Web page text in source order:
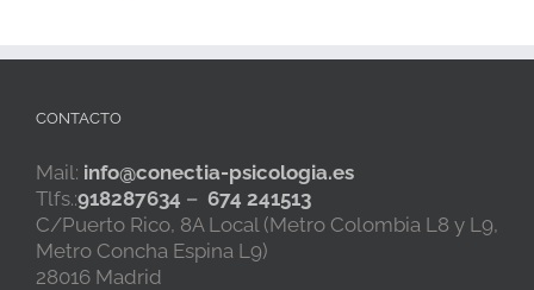
CONTACTO
Mail: info@conectia-psicologia.es
Tlfs.:918287634 – 674 241513
C/Puerto Rico, 8A Local (Metro Colombia L8 y L9,
Metro Concha Espina L9)
28016 Madrid